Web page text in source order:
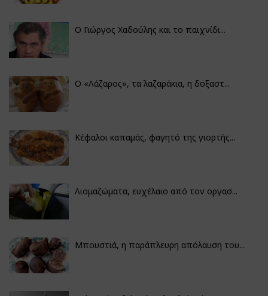
Ο Γιώργος Χαδούλης και το παιχνίδι...
Ο «Λάζαρος», τα λαζαράκια, η δοξαστ...
Κέφαλοι καπαμάς, φαγητό της γιορτής...
Λιομαζώματα, ευχέλαιο από τον οργασ...
Μπουστιά, η παράπλευρη απόλαυση του...